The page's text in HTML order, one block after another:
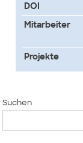
DOI
Mitarbeiter
Projekte
Suchen